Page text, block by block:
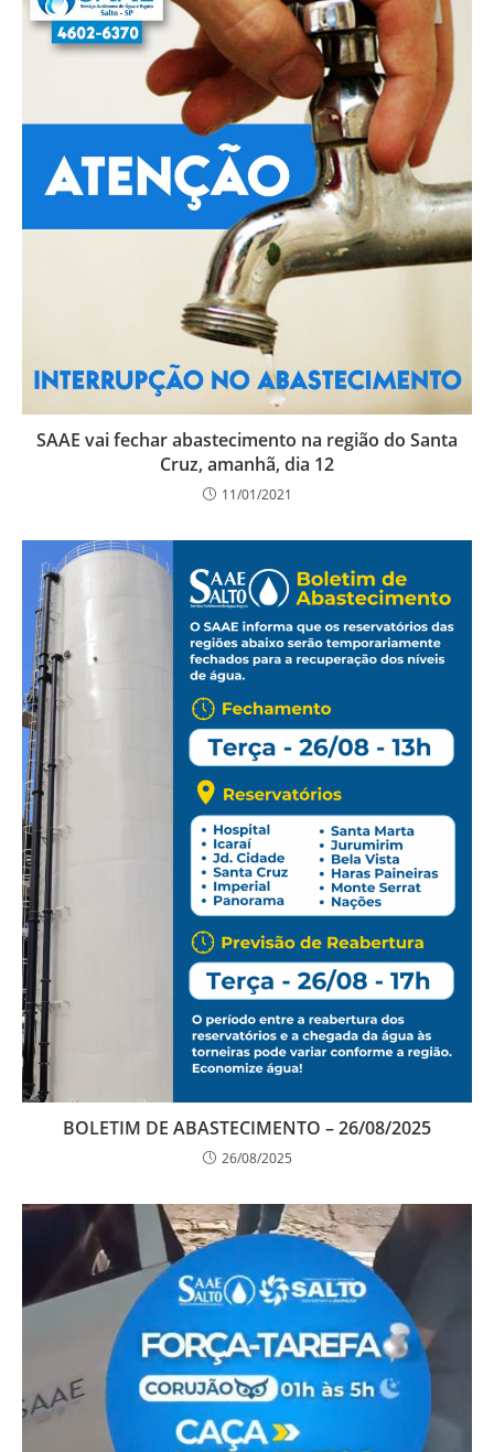
SAAE vai fechar abastecimento na região do Santa
Cruz, amanhã, dia 12
11/01/2021
BOLETIM DE ABASTECIMENTO – 26/08/2025
26/08/2025